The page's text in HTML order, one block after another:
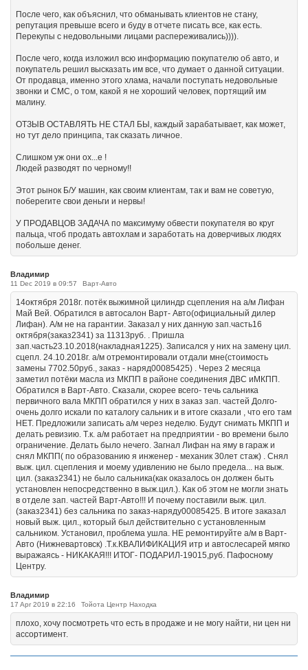
После чего, как объяснил, что обманывать клиентов не стану,
репутация превыше всего и буду в отчете писать все, как есть.
Перекупы с недовольными лицами распереживались)))).
После чего, когда изложил всю информацию покупателю об авто, и
покупатель решил высказать им все, что думает о данной ситуации.
От продавца, именно этого хлама, начали поступать недовольные
звонки и СМС, о том, какой я не хороший человек, портящий им
малину.
ОТЗЫВ ОСТАВЛЯТЬ НЕ СТАЛ БЫ, каждый зарабатывает, как может,
но тут дело принципа, так сказать личное.
Слишком уж они ох...е !
Людей разводят по черному!!
Этот рынок Б/У машин, как своим клиентам, так и вам не советую,
поберегите свои деньги и нервы!
У ПРОДАВЦОВ ЗАДАЧА по максимуму обвести покупателя во круг
пальца, чтоб продать автохлам и заработать на доверчивых людях
побольше денег.
Владимир
11 Dec 2019 в 09:57 Варт-Авто
14октября 2018г. потёк выжимной цилиндр сцепления на а/м Лифан
Май Вей. Обратился в автосалон Варт- Авто(официальный дилер
Лифан). А/м не на гарантии. Заказал у них данную зап.часть16
октября(заказ2341) за 11313руб. . Пришла
зап.часть23.10.2018(накладная1225). Записался у них на замену цил.
сцепл. 24.10.2018г. а/м отремонтировали отдали мне(стоимость
замены 7702.50руб., заказ - наряд00085425) . Через 2 месяца
заметил потёки масла из МКПП в районе соединения ДВС иМКПП.
Обратился в Варт-Авто. Сказали, скорее всего- течь сальника
первичного вала МКПП обратился у них в заказ зап. частей Долго-
очень долго искали по каталогу сальник и в итоге сказали , что его там
НЕТ. Предложили записать а/м через неделю. Будут снимать МКПП и
делать ревизию. Т.к. а/м работает на предприятии - во времени было
ограничение. Делать было нечего. Загнал Лифан на яму в гараж и
снял МКПП( по образованию я инженер - механик 30лет стаж) . Снял
выж. цил. сцепления и моему удивлению не было предела... на выж.
цил. (заказ2341) не было сальника(как оказалось он должен быть
установлен непосредственно в выж.цил.). Как об этом не могли знать
в отделе зап. частей Варт-Авто!!! И почему поставили выж. цил.
(заказ2341) без сальника по заказ-наряду00085425. В итоге заказал
новый выж. цил., который был действительно с установленным
сальником. Установил, проблема ушла. НЕ ремонтируйте а/м в Варт-
Авто (Нижневартовск) .Т.к.КВАЛИФИКАЦИЯ итр и автослесарей мягко
выражаясь - НИКАКАЯ!!! ИТОГ- ПОДАРИЛ-19015,руб. Пафосному
Центру.
Владимир
17 Apr 2019 в 22:16 Тойота Центр Находка
плохо, хочу посмотреть что есть в продаже и не могу найти, ни цен ни
ассортимент.